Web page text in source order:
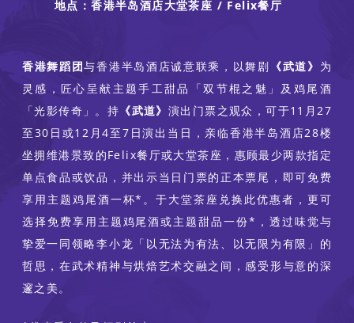
地点：香港半岛酒店大堂茶座 / Felix餐厅
香港舞蹈团与香港半岛酒店诚意联乘，以舞剧 《武道》 为
灵感，匠心呈献主题手工甜品「双节棍之魅」及鸡尾酒
「光影传奇」。持 《武道》 演出门票之观众，可于11月27
至30日或12月4至7日演出当日，亲临香港半岛酒店28楼
坐拥维港景致的Felix餐厅或大堂茶座，惠顾最少两款指定
单点食品或饮品，并出示当日门票的正本票尾，即可免费
享用主题鸡尾酒一杯*。于大堂茶座兑换此优惠者，更可
选择免费享用主题鸡尾酒或主题甜品一份*，透过味觉与
挚爱一同领略李小龙「以无法为有法、以无限为有限」的
哲思，在武术精神与烘焙艺术交融之间，感受形与意的深
邃之美。